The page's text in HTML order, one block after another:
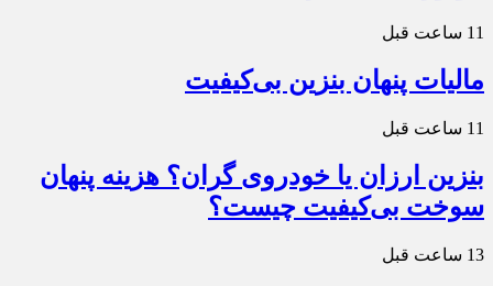
11 ساعت قبل
مالیات پنهان بنزین بی‌کیفیت
11 ساعت قبل
بنزین ارزان یا خودروی گران؟ هزینه پنهان
سوخت بی‌کیفیت چیست؟
13 ساعت قبل